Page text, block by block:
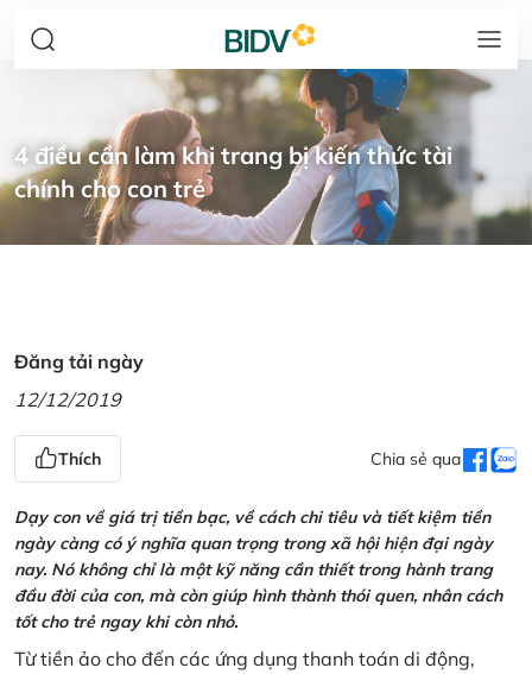
4 điều cần làm khi trang bị kiến thức tài
chính cho con trẻ
Đăng tải ngày
12/12/2019
Thích Chia sẻ qua
Dạy con về giá trị tiền bạc, về cách chi tiêu và tiết kiệm tiền
ngày càng có ý nghĩa quan trọng trong xã hội hiện đại ngày
nay. Nó không chỉ là một kỹ năng cần thiết trong hành trang
đầu đời của con, mà còn giúp hình thành thói quen, nhân cách
tốt cho trẻ ngay khi còn nhỏ.
Từ tiền ảo cho đến các ứng dụng thanh toán di động,